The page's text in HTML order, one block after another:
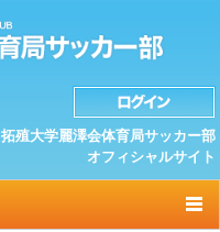
拓殖大学麗澤会体育局サッカー部
オフィシャルサイト